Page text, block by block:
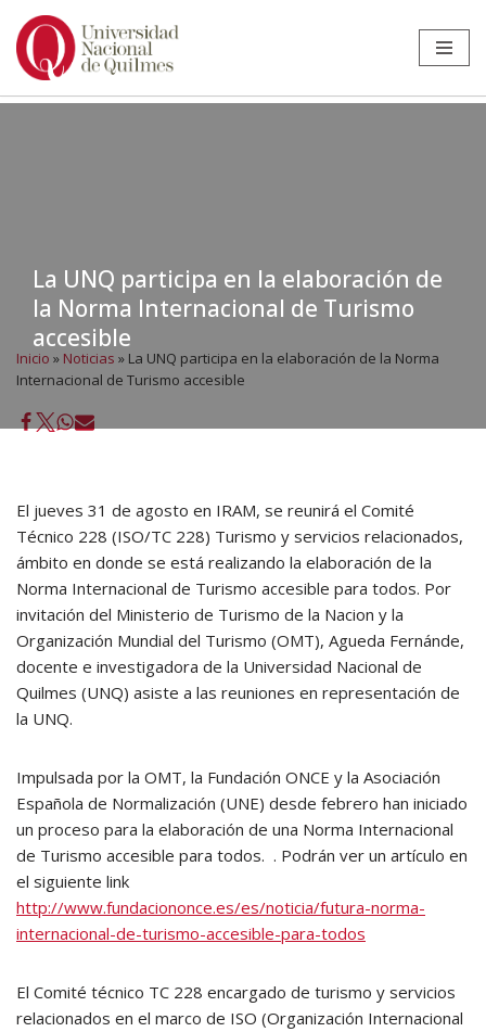
Ir
La UNQ participa en la elaboración de
la Norma Internacional de Turismo
accesible
Inicio » Noticias » La UNQ participa en la elaboración de la Norma
Internacional de Turismo accesible
El jueves 31 de agosto en IRAM, se reunirá el Comité
Técnico 228 (ISO/TC 228) Turismo y servicios relacionados,
ámbito en donde se está realizando la elaboración de la
Norma Internacional de Turismo accesible para todos. Por
invitación del Ministerio de Turismo de la Nacion y la
Organización Mundial del Turismo (OMT), Agueda Fernánde,
docente e investigadora de la Universidad Nacional de
Quilmes (UNQ) asiste a las reuniones en representación de
la UNQ.
Impulsada por la OMT, la Fundación ONCE y la Asociación
Española de Normalización (UNE) desde febrero han iniciado
un proceso para la elaboración de una Norma Internacional
de Turismo accesible para todos. . Podrán ver un artículo en
el siguiente link
http://www.fundaciononce.es/es/noticia/futura-norma-
internacional-de-turismo-accesible-para-todos
El Comité técnico TC 228 encargado de turismo y servicios
relacionados en el marco de ISO (Organización Internacional